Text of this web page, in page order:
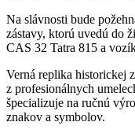
Na slávnosti bude
zástavy, ktorú uvedú do
CAS 32 Tatra 815 a
Verná replika historickej
z profesionálnych
špecializuje na ručnú
znakov a symbolov.